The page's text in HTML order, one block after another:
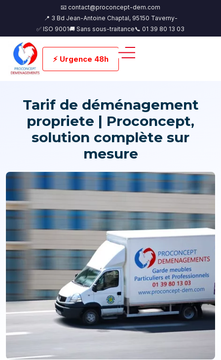
📧 contact@proconcept-dem.com
📍 3 Bd Jean-Antoine Chaptal, 95150 Taverny-
✅ ISO 9001🚚 Sans sous-traitance📞 01 39 80 13 03
⚡ Urgence 48h
Tarif de déménagement
propriete | Proconcept,
solution complète sur
mesure